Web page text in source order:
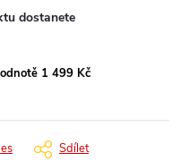
dostanete
1 499 Kč
Sdílet